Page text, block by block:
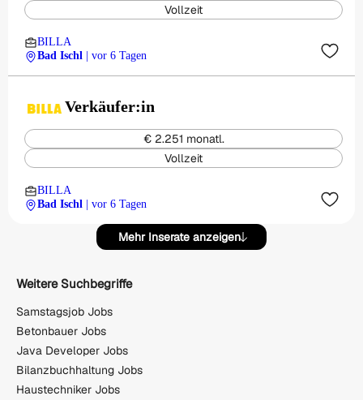
Vollzeit
BILLA
Bad Ischl
| vor 6 Tagen
Verkäufer:in
€ 2.251 monatl.
Vollzeit
BILLA
Bad Ischl
| vor 6 Tagen
Mehr Inserate anzeigen
Weitere Suchbegriffe
Samstagsjob Jobs
Betonbauer Jobs
Java Developer Jobs
Bilanzbuchhaltung Jobs
Haustechniker Jobs